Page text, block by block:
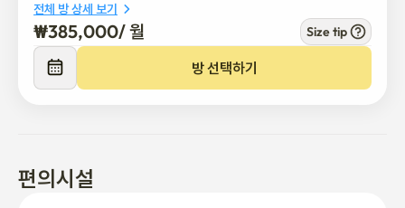
9. 계약 연장 및 퇴실은 2주전에 말씀해주시고, 월 단위 계약이라 예
약 완료시 환불은 불가한 점 참고해주세요. 🙂
제 5조. 고시원 환불규정
① 입실 30일전까지: 정상 입실료의 10% 위약금(최소청구금액 :3
④ 입실일 당일 이후: 환불 불가
※ 실 결제금액에서 위약금을 차감한 금액이 환불됩니다.
전체 방 상세 보기
₩385,000/ 월 Size tip
방 선택하기
편의시설